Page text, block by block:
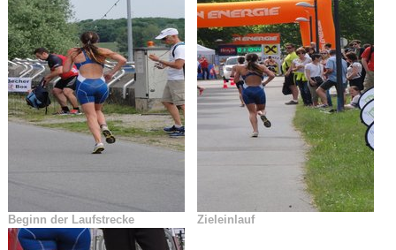
Beginn der Laufstrecke Zieleinlauf